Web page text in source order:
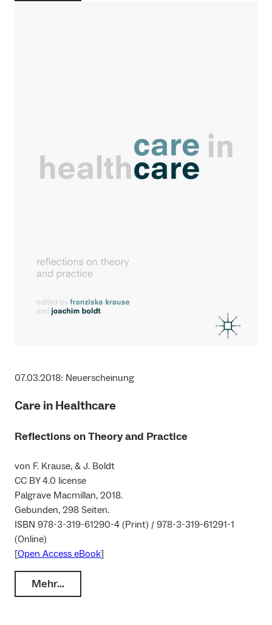
07.03.2018: Neuerscheinung
Care in Healthcare
Reflections on Theory and Practice
von F. Krause, & J. Boldt
CC BY 4.0 license
Palgrave Macmillan, 2018.
Gebunden, 298 Seiten.
ISBN 978-3-319-61290-4 (Print) / 978-3-319-61291-1
(Online)
[Open Access eBook]
Mehr…